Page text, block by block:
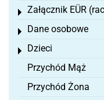
Załącznik EÜR
Toggle menu
Dane osobowe
Toggle menu
Dzieci
Toggle menu
Przychód Mąż
Przychód Żona